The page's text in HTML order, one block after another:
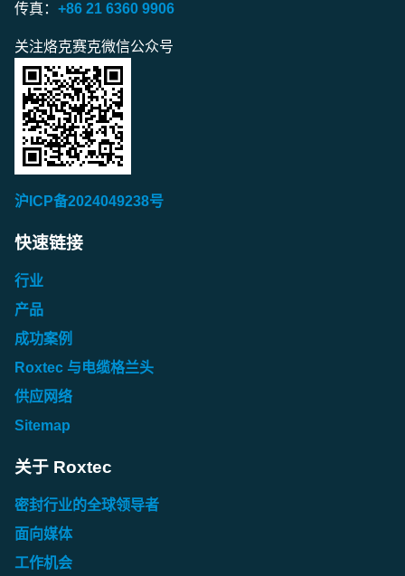
传真： +86 21 6360 9906
关注烙克赛克微信公众号
沪ICP备2024049238号
快速链接
行业
产品
成功案例
Roxtec 与电缆格兰头
供应网络
Sitemap
关于 Roxtec
密封行业的全球领导者
面向媒体
工作机会